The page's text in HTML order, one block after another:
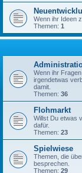
Wenn ihr Ideen
Themen: 1
Wenn ihr
irgendetwas
damit.
Themen: 36
Flohmarkt
Willst Du etwas
dafür.
Themen: 23
Spielwiese
Themen, die
besprechen.
Themen: 29